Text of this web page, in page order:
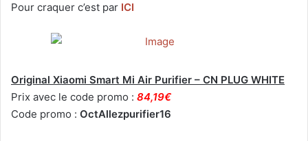
Pour craquer c’est par ICI
Original Xiaomi Smart Mi Air Purifier – CN PLUG WHITE
Prix avec le code promo : 84,19€
Code promo : OctAllezpurifier16